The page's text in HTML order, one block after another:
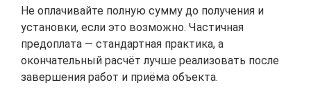
Не оплачивайте полную сумму до получения и
установки, если это возможно. Частичная
предоплата — стандартная практика, а
окончательный расчёт лучше реализовать после
завершения работ и приёма объекта.